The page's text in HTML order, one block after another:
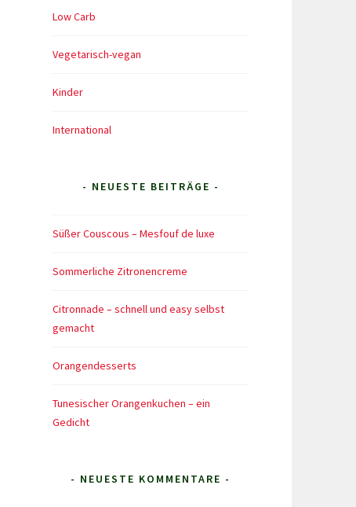
Low Carb
Vegetarisch-vegan
Kinder
International
- NEUESTE BEITRÄGE -
Süßer Couscous – Mesfouf de luxe
Sommerliche Zitronencreme
Citronnade – schnell und easy selbst
gemacht
Orangendesserts
Tunesischer Orangenkuchen – ein
Gedicht
- NEUESTE KOMMENTARE -